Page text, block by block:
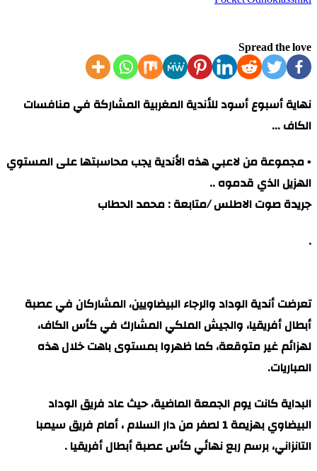
Spread the love
نهاية أسبوع أسود للأندية المغربية المشاركة في منافسات
الكاف …
▪ مجموعة من لاعبي هذه الأندية يجب محاسبتها على المستوي
الهزيل الذي قدموه ..
جريدة صوت الاطلس /متابعة : محمد الحطاب
.
تعرضت أندية الوداد والرجاء البيضاويين، المشاركان في عصبة
أبطال أفريقيا، والجيش الملكي المشارك في كأس الكاف،
لهزائم غير متوقعة، كما ظهروا بمستوى باهت خلال هذه
المباريات.
البداية كانت يوم الجمعة الماضية، حيث عاد فريق الوداد
البيضاوي بهزيمة 1 لصفر من دار السلام ، أمام فريق سيمبا
التانزاني، برسم ربع نهائي كأس عصبة أبطال أفريقيا .